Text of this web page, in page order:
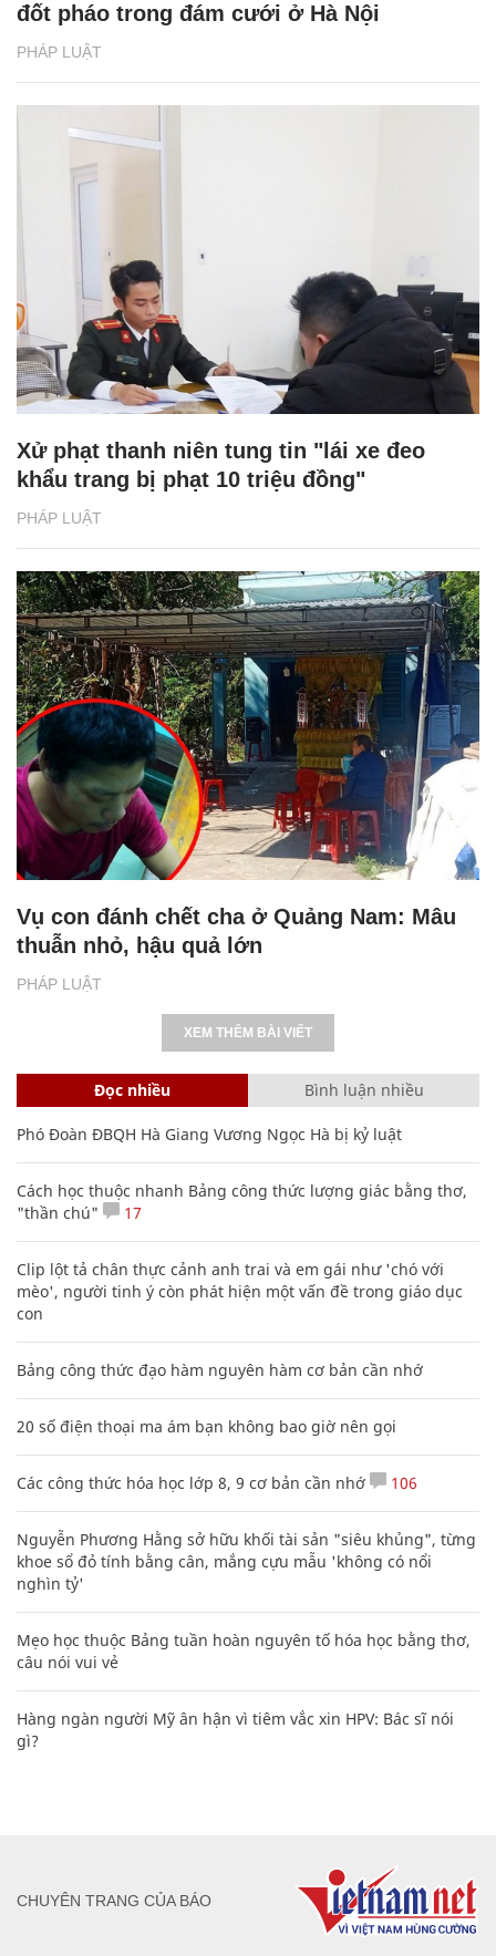
PHÁP LUẬT
đốt pháo trong đám cưới ở Hà Nội
PHÁP LUẬT
Xử phạt thanh niên tung tin "lái xe đeo
khẩu trang bị phạt 10 triệu đồng"
PHÁP LUẬT
Vụ con đánh chết cha ở Quảng Nam: Mâu
thuẫn nhỏ, hậu quả lớn
XEM THÊM BÀI VIẾT
Đọc nhiều Bình luận nhiều
Phó Đoàn ĐBQH Hà Giang Vương Ngọc Hà bị kỷ luật
Cách học thuộc nhanh Bảng công thức lượng giác bằng thơ,
"thần chú"
17
Clip lột tả chân thực cảnh anh trai và em gái như 'chó với
mèo', người tinh ý còn phát hiện một vấn đề trong giáo dục
con
Bảng công thức đạo hàm nguyên hàm cơ bản cần nhớ
20 số điện thoại ma ám bạn không bao giờ nên gọi
Các công thức hóa học lớp 8, 9 cơ bản cần nhớ 106
Nguyễn Phương Hằng sở hữu khối tài sản "siêu khủng", từng
khoe sổ đỏ tính bằng cân, mắng cựu mẫu 'không có nổi
nghìn tỷ'
Mẹo học thuộc Bảng tuần hoàn nguyên tố hóa học bằng thơ,
câu nói vui vẻ
Hàng ngàn người Mỹ ân hận vì tiêm vắc xin HPV: Bác sĩ nói
gì?
CHUYÊN TRANG CỦA BÁO